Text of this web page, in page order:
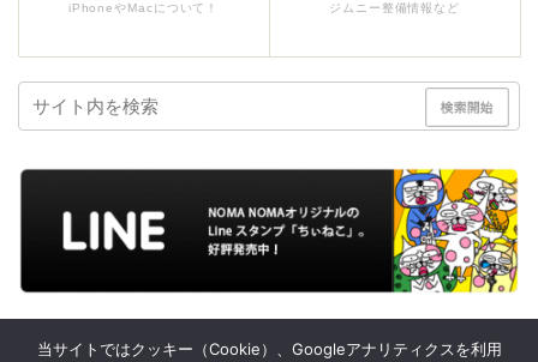
iPhoneやMacについて！ ジムニー整備情報など
当サイトではクッキー（Cookie）、Googleアナリティクスを利用